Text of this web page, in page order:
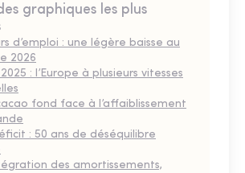
graphiques les plus
d’emploi : une légère baisse au
2026
: l’Europe à plusieurs vitesses
fond face à l’affaiblissement
: 50 ans de déséquilibre
des amortissements,